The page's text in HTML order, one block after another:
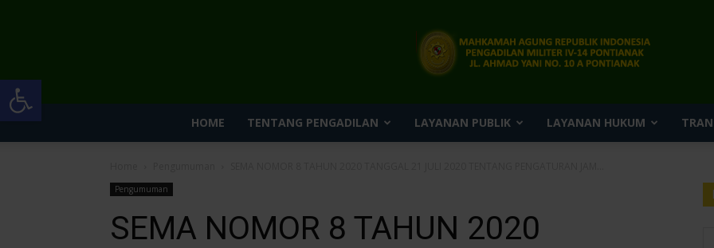
Open toolbar
Pengadilan
Militer
HOME TENTANG PENGADILAN LAYANAN PUBLIK LAYANAN HUKUM
Pengumuman
SEMA NOMOR 8 TAHUN 2020